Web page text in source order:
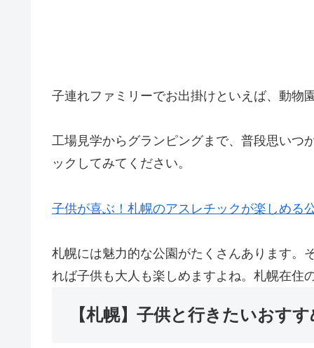
子連れファミリーでお出掛けといえば、動物
工場見学からグランピングまで、普段思いつ
ックしてみてください。
子供が喜ぶ！札幌のアスレチックが楽しめる
札幌には魅力的な公園がたくさんあります。
れば子供も大人も楽しめますよね。札幌在住
【札幌】子供と行きたいおす